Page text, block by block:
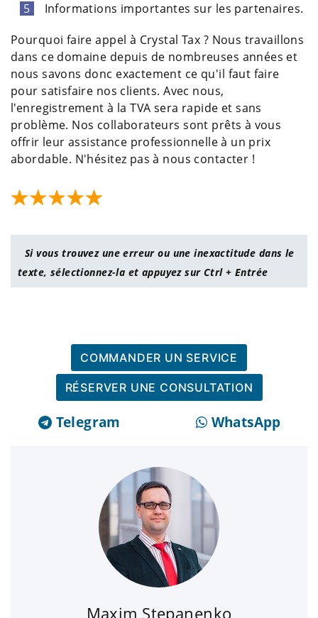
Informations importantes sur les partenaires.
Pourquoi faire appel à Crystal Tax ? Nous travaillons
dans ce domaine depuis de nombreuses années et
nous savons donc exactement ce qu'il faut faire
pour satisfaire nos clients. Avec nous,
l'enregistrement à la TVA sera rapide et sans
problème. Nos collaborateurs sont prêts à vous
offrir leur assistance professionnelle à un prix
abordable. N'hésitez pas à nous contacter !
Si vous trouvez une erreur ou une inexactitude dans le
texte, sélectionnez-la et appuyez sur Ctrl + Entrée
COMMANDER UN SERVICE
RÉSERVER UNE CONSULTATION
Telegram WhatsApp
Maxim Stepanenko